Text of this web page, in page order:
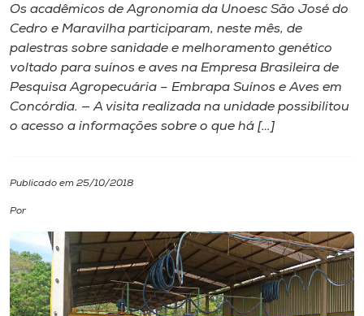
I.nova
Diplomados
Cultura
CPA
Biblioteca
Editora
Os acadêmicos de Agronomia da Unoesc São José do
Cedro e Maravilha participaram, neste mês, de
palestras sobre sanidade e melhoramento genético
voltado para suínos e aves na Empresa Brasileira de
Pesquisa Agropecuária – Embrapa Suínos e Aves em
Concórdia. — A visita realizada na unidade possibilitou
o acesso a informações sobre o que há […]
Publicado em 25/10/2018
Por